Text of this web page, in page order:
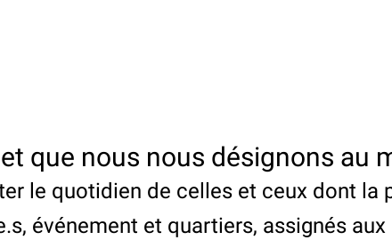
que nous nous désignons au
le quotidien de celles et ceux dont la
événement et quartiers, assignés aux